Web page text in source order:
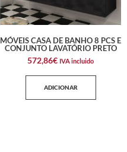
MÓVEIS CASA DE BANHO 8 PCS E
CONJUNTO LAVATÓRIO PRETO
572,86€ IVA incluido
ADICIONAR